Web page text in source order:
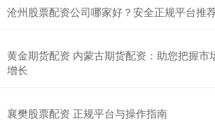
沧州股票配资公司哪家好？安全正规平台推
黄金期货配资 内蒙古期货配资：助您把握市
增长
襄樊股票配资 正规平台与操作指南